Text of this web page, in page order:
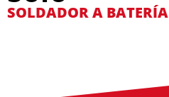
SOLDADOR A BATERÍA